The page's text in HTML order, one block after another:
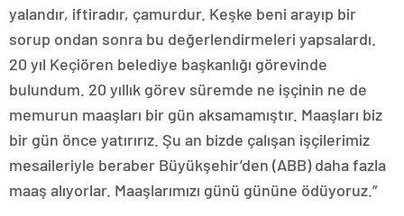
yalandır, iftiradır, çamurdur. Keşke beni arayıp bir
sorup ondan sonra bu değerlendirmeleri yapsalardı.
20 yıl Keçiören belediye başkanlığı görevinde
bulundum. 20 yıllık görev süremde ne işçinin ne de
memurun maaşları bir gün aksamamıştır. Maaşları biz
bir gün önce yatırırız. Şu an bizde çalışan işçilerimiz
mesaileriyle beraber Büyükşehir’den (ABB) daha fazla
maaş alıyorlar. Maaşlarımızı günü gününe ödüyoruz.”